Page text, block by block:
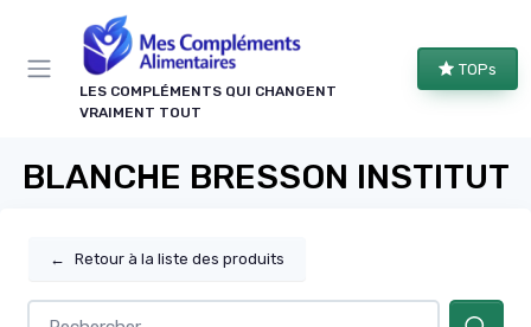
LES COMPLÉMENTS QUI CHANGENT
VRAIMENT TOUT
TOPs
BLANCHE BRESSON INSTITUT
← Retour à la liste des produits
Panneau de gestion des cookies